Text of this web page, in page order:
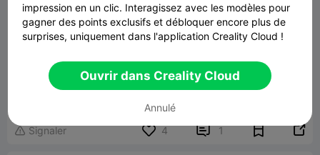
00:20
Ball in a Cube in a Cube
531.89KB Lier un modèle
 Signaler 4  1 
impression en un clic. Interagissez avec les modèles pour
gagner des points exclusifs et débloquer encore plus de
surprises, uniquement dans l'application Creality Cloud !
Ouvrir dans Creality Cloud
Annulé